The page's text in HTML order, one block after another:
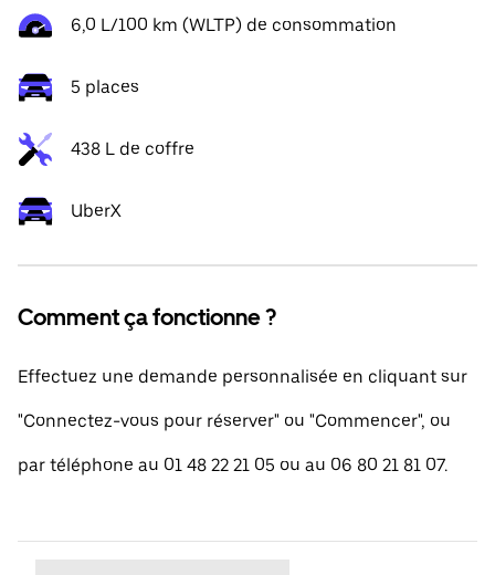
6,0 L/100 km (WLTP) de consommation
5 places
438 L de coffre
UberX
Comment ça fonctionne ?
Effectuez une demande personnalisée en cliquant sur
"Connectez-vous pour réserver" ou "Commencer", ou
par téléphone au 01 48 22 21 05 ou au 06 80 21 81 07.